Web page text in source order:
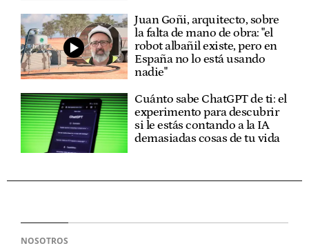
Juan Goñi, arquitecto, sobre
la falta de mano de obra: "el
robot albañil existe, pero en
España no lo está usando
nadie"
Cuánto sabe ChatGPT de ti: el
experimento para descubrir
si le estás contando a la IA
demasiadas cosas de tu vida
NOSOTROS